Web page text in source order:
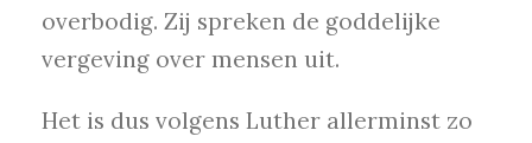
overbodig. Zij spreken de goddelijke
vergeving over mensen uit.
Het is dus volgens Luther allerminst zo